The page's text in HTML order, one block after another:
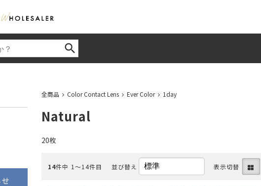
全商品 Color Contact Lens Ever Color 1day
Natural
20枚
14件中 1〜14件目 並び替え 表示切替